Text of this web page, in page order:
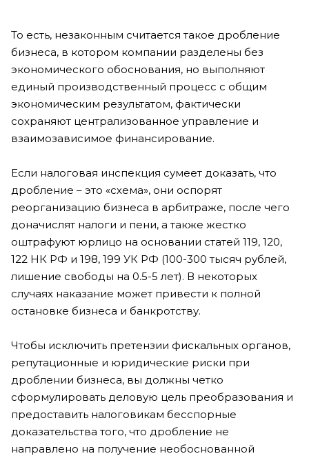
То есть, незаконным считается такое дробление
бизнеса, в котором компании разделены без
экономического обоснования, но выполняют
единый производственный процесс с общим
экономическим результатом, фактически
сохраняют централизованное управление и
взаимозависимое финансирование.
Если налоговая инспекция сумеет доказать, что
дробление – это «схема», они оспорят
реорганизацию бизнеса в арбитраже, после чего
доначислят налоги и пени, а также жестко
оштрафуют юрлицо на основании статей 119, 120,
122 НК РФ и 198, 199 УК РФ (100-300 тысяч рублей,
лишение свободы на 0.5-5 лет). В некоторых
случаях наказание может привести к полной
остановке бизнеса и банкротству.
Чтобы исключить претензии фискальных органов,
репутационные и юридические риски при
дроблении бизнеса, вы должны четко
сформулировать деловую цель преобразования и
предоставить налоговикам бесспорные
доказательства того, что дробление не
направлено на получение необоснованной